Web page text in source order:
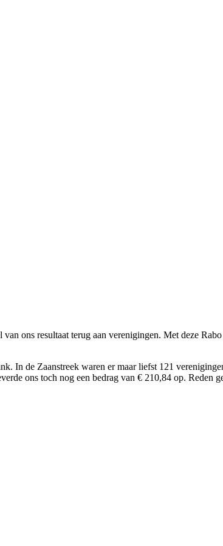
ons resultaat terug aan verenigingen. Met deze
In de Zaanstreek waren er maar liefst 121
ons toch nog een bedrag van € 210,84 op. Reden